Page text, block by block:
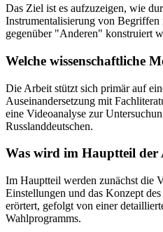
Das Ziel ist es aufzuzeigen, wie
Instrumentalisierung von
gegenüber "Anderen" konstruiert
Welche wissenschaftliche
Die Arbeit stützt sich primär auf
Auseinandersetzung mit
eine Videoanalyse zur
Russlanddeutschen.
Was wird im Hauptteil der
Im Hauptteil werden zunächst die
Einstellungen und das Konzept
erörtert, gefolgt von einer
Wahlprogramms.